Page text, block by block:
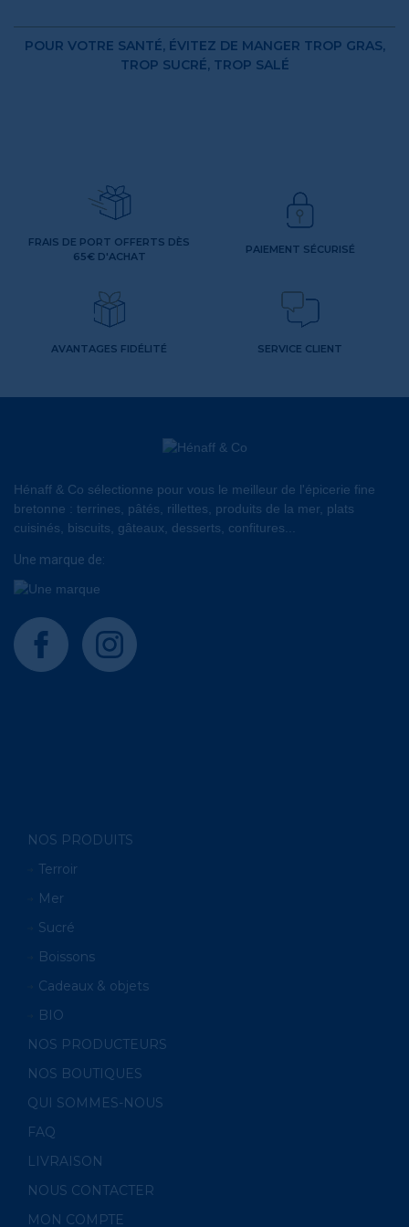
POUR VOTRE SANTÉ, ÉVITEZ DE MANGER TROP GRAS,
TROP SUCRÉ, TROP SALÉ
FRAIS DE PORT OFFERTS DÈS
65€ D'ACHAT
PAIEMENT SÉCURISÉ
AVANTAGES FIDÉLITÉ SERVICE CLIENT
Hénaff & Co sélectionne pour vous le meilleur de l'épicerie fine
bretonne : terrines, pâtés, rillettes, produits de la mer, plats
cuisinés, biscuits, gâteaux, desserts, confitures...
Une marque de:
facebook instagram
NOS PRODUITS
Terroir
Mer
Sucré
Boissons
Cadeaux & objets
BIO
NOS PRODUCTEURS
NOS BOUTIQUES
QUI SOMMES-NOUS
FAQ
LIVRAISON
NOUS CONTACTER
MON COMPTE